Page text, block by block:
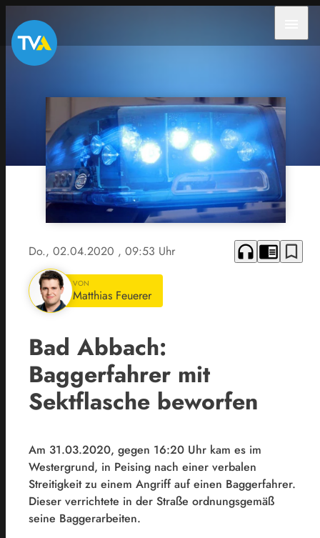
Do., 02.04.2020 , 09:53 Uhr headphones chrome_reader_mode bookmark_border
VON
Matthias Feuerer
Bad Abbach:
Baggerfahrer mit
Sektflasche beworfen
Am 31.03.2020, gegen 16:20 Uhr kam es im
Westergrund, in Peising nach einer verbalen
Streitigkeit zu einem Angriff auf einen Baggerfahrer.
Dieser verrichtete in der Straße ordnungsgemäß
seine Baggerarbeiten.